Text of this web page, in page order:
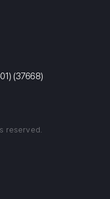
(37668)
reserved.